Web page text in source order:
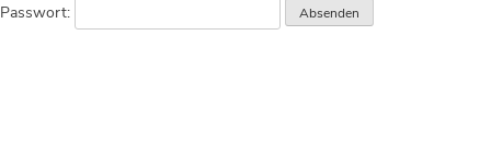
Passwort: